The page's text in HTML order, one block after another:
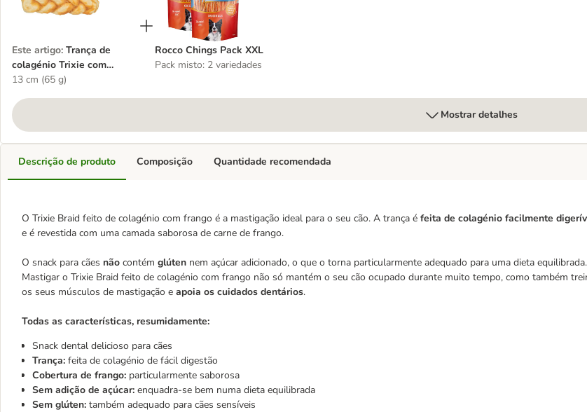
Este artigo: Trança de
colagénio Trixie com
frango
13 cm (65 g)
Rocco Chings Pack XXL
Pack misto: 2 variedades
Mostrar detalhes
Descrição de produto
O Trixie Braid feito de colagénio com frango é a mastigação ideal para o seu cão. A trança é feita de colagénio facilmente
e é revestida com uma camada saborosa de carne de frango.
O snack para cães não contém glúten nem açúcar adicionado, o que o torna particularmente adequado para uma dieta equilibrada.
Mastigar o Trixie Braid feito de colagénio com frango não só mantém o seu cão ocupado durante muito tempo, como também
os seus músculos de mastigação e apoia os cuidados dentários.
Todas as características, resumidamente:
Snack dental delicioso para cães
Trança: feita de colagénio de fácil digestão
Cobertura de frango: particularmente saborosa
Sem adição de açúcar: enquadra-se bem numa dieta equilibrada
Sem glúten: também adequado para cães sensíveis
Composição Quantidade recomendada